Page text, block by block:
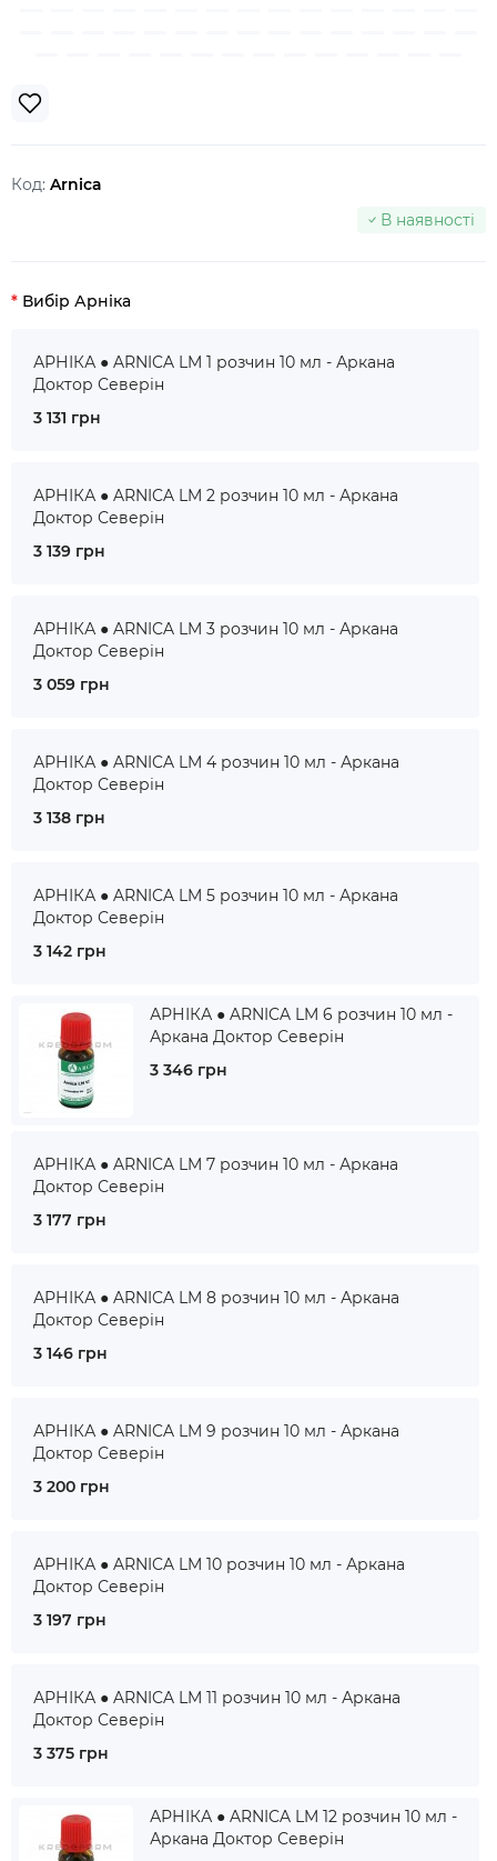
Код: Arnica
В наявності
Вибір Арніка
АРНІКА ● ARNICA LM 1 розчин 10 мл - Аркана
Доктор Северін
3 131 грн
АРНІКА ● ARNICA LM 2 розчин 10 мл - Аркана
Доктор Северін
3 139 грн
АРНІКА ● ARNICA LM 3 розчин 10 мл - Аркана
Доктор Северін
3 059 грн
АРНІКА ● ARNICA LM 4 розчин 10 мл - Аркана
Доктор Северін
3 138 грн
АРНІКА ● ARNICA LM 5 розчин 10 мл - Аркана
Доктор Северін
3 142 грн
АРНІКА ● ARNICA LM 6 розчин 10 мл -
Аркана Доктор Северін
3 346 грн
АРНІКА ● ARNICA LM 7 розчин 10 мл - Аркана
Доктор Северін
3 177 грн
АРНІКА ● ARNICA LM 8 розчин 10 мл - Аркана
Доктор Северін
3 146 грн
АРНІКА ● ARNICA LM 9 розчин 10 мл - Аркана
Доктор Северін
3 200 грн
АРНІКА ● ARNICA LM 10 розчин 10 мл - Аркана
Доктор Северін
3 197 грн
АРНІКА ● ARNICA LM 11 розчин 10 мл - Аркана
Доктор Северін
3 375 грн
АРНІКА ● ARNICA LM 12 розчин 10 мл -
Аркана Доктор Северін